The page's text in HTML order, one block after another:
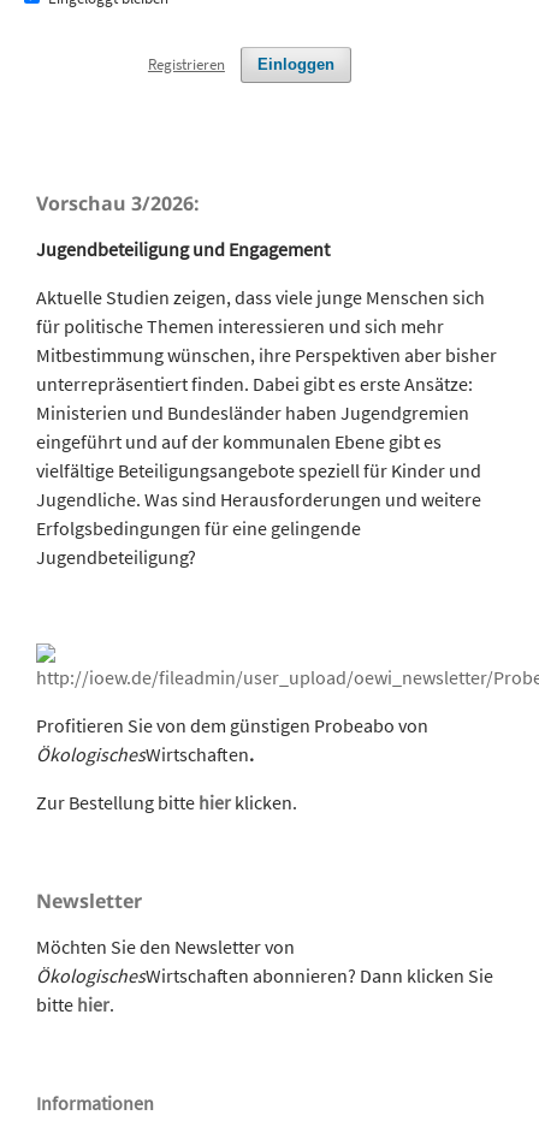
Einloggen
Registrieren
Vorschau 3/2026:
Jugendbeteiligung und Engagement
Aktuelle Studien zeigen, dass viele junge Menschen sich
für politische Themen interessieren und sich mehr
Mitbestimmung wünschen, ihre Perspektiven aber bisher
unterrepräsentiert finden. Dabei gibt es erste Ansätze:
Ministerien und Bundesländer haben Jugendgremien
eingeführt und auf der kommunalen Ebene gibt es
vielfältige Beteiligungsangebote speziell für Kinder und
Jugendliche. Was sind Herausforderungen und weitere
Erfolgsbedingungen für eine gelingende
Jugendbeteiligung?
Profitieren Sie von dem günstigen Probeabo von
ÖkologischesWirtschaften.
Zur Bestellung bitte hier klicken.
Newsletter
Möchten Sie den Newsletter von
ÖkologischesWirtschaften abonnieren? Dann klicken Sie
bitte hier.
Informationen